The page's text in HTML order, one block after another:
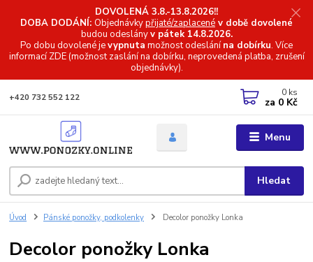
DOVOLENÁ 3.8.-13.8.2026!!
DOBA DODÁNÍ: Objednávkypřijaté/zaplacené v době dovolené
budou odeslányv pátek 14.8.2026.
Po dobu dovolené jevypnuta možnost odeslánína dobírku. Více
informacíZDE (možnost zaslání na dobírku, neprovedená platba, zrušení
objednávky).
Menu
Hledat
+420 732 552 122 0 ks
za 0 Kč
Úvod Pánské ponožky, podkolenky Decolor ponožky Lonka
Decolor ponožky Lonka